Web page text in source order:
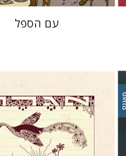
עם הספל
יעל דר דוד אסף